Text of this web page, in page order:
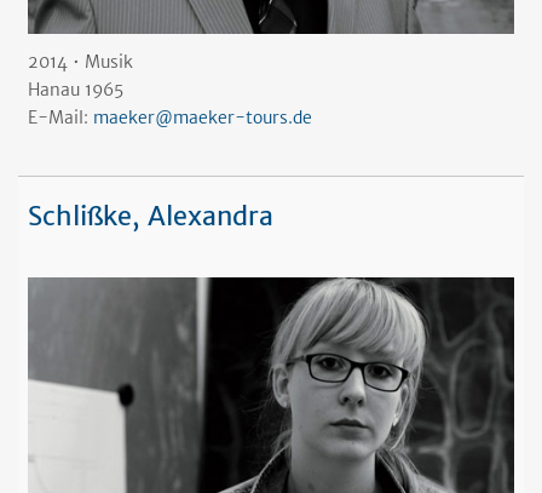
2014 • Musik
Hanau 1965
E-Mail: maeker@maeker-tours.de
Schlißke, Alexandra